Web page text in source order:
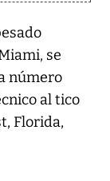
se
número
al tico
Florida,